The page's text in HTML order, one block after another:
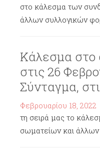
στο κάλεσμα των
άλλων συλλογικών
Κάλεσμα στο
στις 26
Σύνταγμα,
Φεβρουαρίου 18, 2022
τη σειρά μας το
σωματείων και